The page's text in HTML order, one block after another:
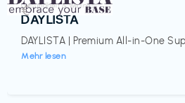
Gesundheit & Wellness
DAYLISTA
DAYLISTA | Premium All-in-One
Mehr lesen
€‎